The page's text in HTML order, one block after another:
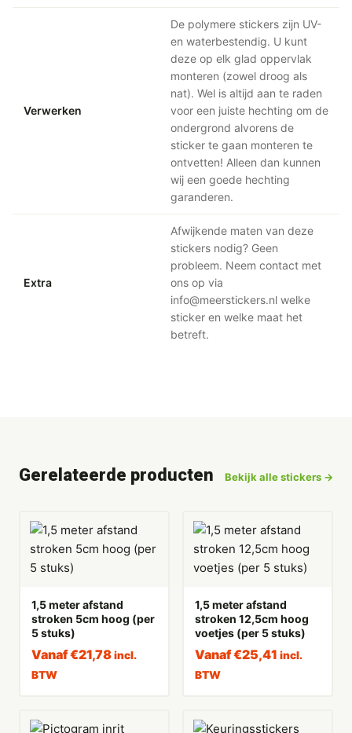
Verwerken
De polymere stickers zijn UV-
en waterbestendig. U kunt
deze op elk glad oppervlak
monteren (zowel droog als
nat). Wel is altijd aan te raden
voor een juiste hechting om de
ondergrond alvorens de
sticker te gaan monteren te
ontvetten! Alleen dan kunnen
wij een goede hechting
garanderen.
Extra
Afwijkende maten van deze
stickers nodig? Geen
probleem. Neem contact met
ons op via
info@meerstickers.nl welke
sticker en welke maat het
betreft.
Gerelateerde producten Bekijk alle stickers →
1,5 meter afstand
stroken 5cm hoog (per
5 stuks)
Vanaf€21,78 incl.
BTW
1,5 meter afstand
stroken 12,5cm hoog
voetjes (per 5 stuks)
Vanaf€25,41 incl.
BTW